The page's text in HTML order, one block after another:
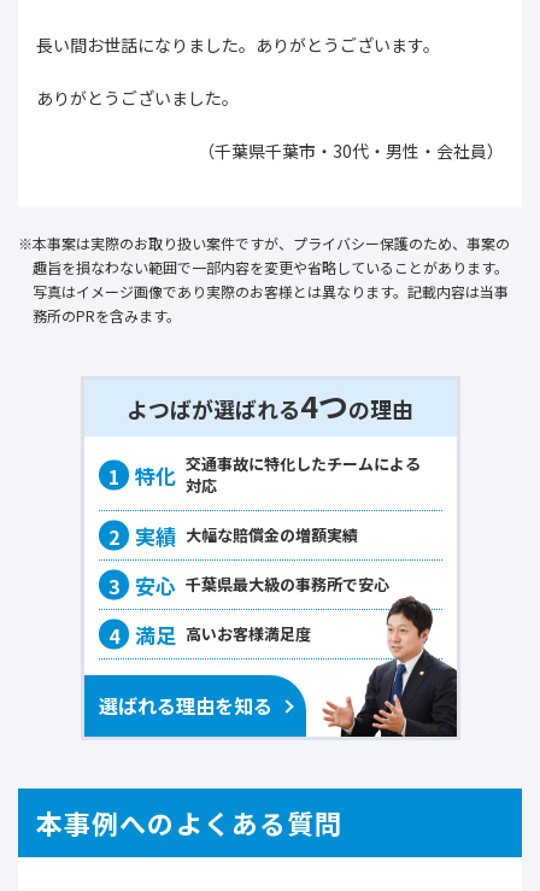
長い間お世話になりました。ありがとうございます。
ありがとうございました。
（千葉県千葉市・30代・男性・会社員）
本事案は実際のお取り扱い案件ですが、プライバシー保護のため、事案の
趣旨を損なわない範囲で一部内容を変更や省略していることがあります。
写真はイメージ画像であり実際のお客様とは異なります。記載内容は当事
務所のPRを含みます。
よつばが選ばれる4つの理由
交通事故に特化したチームによる
対応
大幅な賠償金の増額実績
千葉県最大級の事務所で安心
高いお客様満足度
選ばれる理由を知る
本事例へのよくある質問